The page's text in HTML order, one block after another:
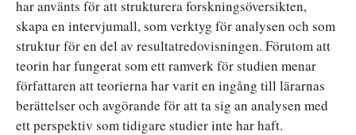
har använts för att strukturera forskningsöversikten,
skapa en intervjumall, som verktyg för analysen och som
struktur för en del av resultatredovisningen. Förutom att
teorin har fungerat som ett ramverk för studien menar
författaren att teorierna har varit en ingång till lärarnas
berättelser och avgörande för att ta sig an analysen med
ett perspektiv som tidigare studier inte har haft.